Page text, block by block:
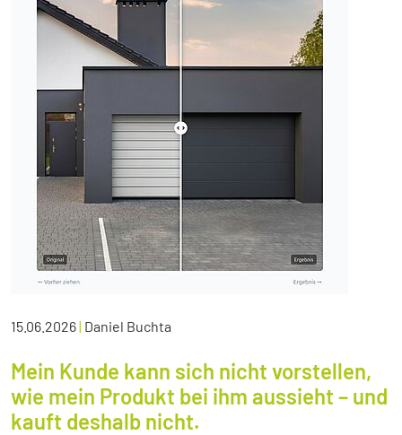
15.06.2026| Daniel Buchta
Mein Kunde kann sich nicht vorstellen,
wie mein Produkt bei ihm aussieht – und
kauft deshalb nicht.